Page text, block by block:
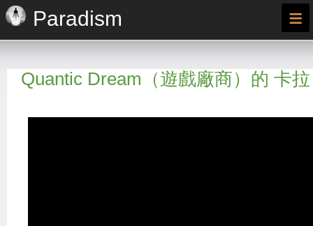
Paradism ≡
Quantic Dream（遊戲廠商）的 卡